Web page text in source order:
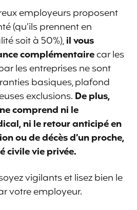
employeurs proposent
(qu’ils prennent en
soit à 50%),il vous
complémentairecar les
les entreprises ne sont
basiques, plafond
exclusions. De plus,
comprend ni le
ni le retour anticipé en
ou de décès d’un proche,
civile vie privée.
vigilants et lisez bien le
votre employeur.